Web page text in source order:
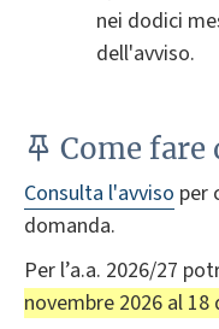
nei dodici
dell'avviso.
Come fare
Consulta l'avviso per
domanda.
Per l’a.a. 2026/27
novembre 2026 al 18